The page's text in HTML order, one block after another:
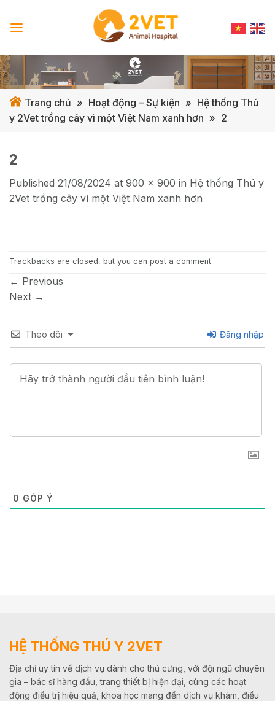
Trang chủ » Hoạt động – Sự kiện » Hệ thống Thú
y 2Vet trồng cây vì một Việt Nam xanh hơn » 2
2
Published 21/08/2024 at 900 × 900 in Hệ thống Thú y
2Vet trồng cây vì một Việt Nam xanh hơn
Trackbacks are closed, but you can post a comment.
← Previous
Next →
Theo dõi Đăng nhập
0 GÓP Ý
HỆ THỐNG THÚ Y 2VET
Địa chỉ uy tín về dịch vụ dành cho thú cưng, với đội ngũ chuyên
gia – bác sĩ hàng đầu, trang thiết bị hiện đại, cùng các hoạt
động điều trị hiệu quả, khoa học mang đến dịch vụ khám, điều